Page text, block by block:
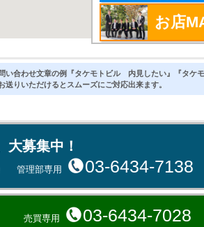
お店
い合わせ文章の例『タケモトビル 内見したい』『タケ
送りいただけるとスムーズにご対応出来ます。
大募集中！
！管理部専用 03-6434-7138
売買専用 03-6434-7028